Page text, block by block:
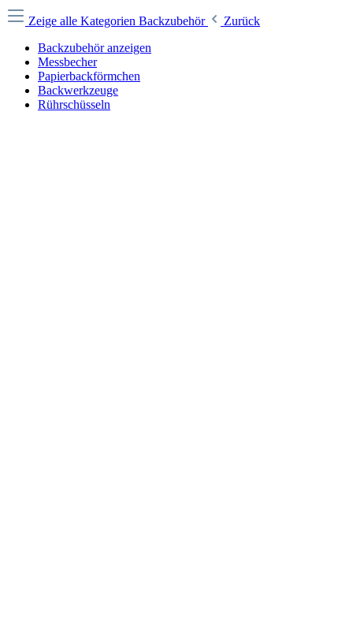
Zeige alle Kategorien Backzubehör
Zurück
Backzubehör anzeigen
Messbecher
Papierbackförmchen
Backwerkzeuge
Rührschüsseln